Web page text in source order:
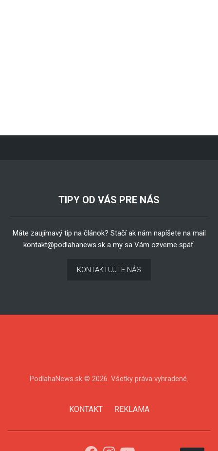
TIPY OD VÁS PRE NÁS
Máte zaujímavý tip na článok? Stačí ak nám napíšete na mail
kontakt@podlahanews.sk a my sa Vám ozveme späť.
KONTAKTUJTE NÁS
PodlahaNews.sk © 2026. Všetky práva vyhradené.
KONTAKT REKLAMA